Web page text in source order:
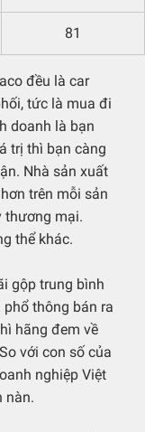
81
đều là car
tức là mua đi
doanh là bạn
trị thì bạn càng
Nhà sản xuất
trên mỗi sản
thương mại.
thể khác.
gộp trung bình
phổ thông bán ra
hãng đem về
với con số của
nghiệp Việt
nàn.